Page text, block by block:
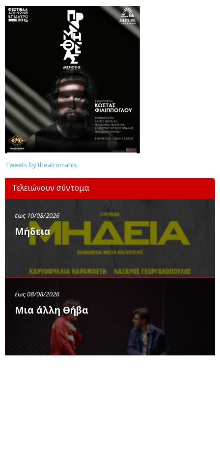
Tweets by theatromanis
Τελειώνουν σύντομα
έως 10/08/2026
Μήδεια
έως 08/08/2026
Μια άλλη Θήβα